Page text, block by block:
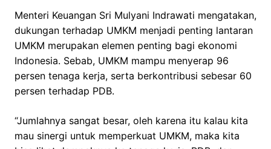
Menteri Keuangan Sri Mulyani Indrawati mengatakan,
dukungan terhadap UMKM menjadi penting lantaran
UMKM merupakan elemen penting bagi ekonomi
Indonesia. Sebab, UMKM mampu menyerap 96
persen tenaga kerja, serta berkontribusi sebesar 60
persen terhadap PDB.
“Jumlahnya sangat besar, oleh karena itu kalau kita
mau sinergi untuk memperkuat UMKM, maka kita